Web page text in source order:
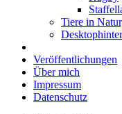
Tiere in
Veröffentlichungen
Über mich
Impressum
Datenschutz